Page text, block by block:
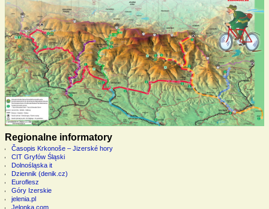
Regionalne informatory
Časopis Krkonoše – Jizerské hory
CIT Gryfów Śląski
Dolnośląska it
Dziennik (denik.cz)
Euroflesz
Góry Izerskie
jelenia.pl
Jelonka.com